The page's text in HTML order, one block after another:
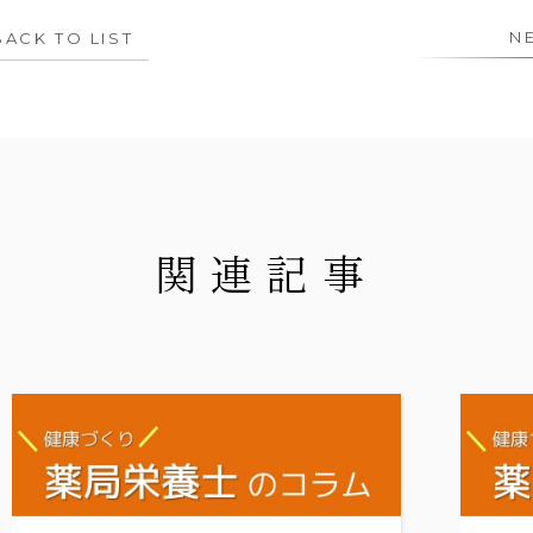
TO LIST
関連記事